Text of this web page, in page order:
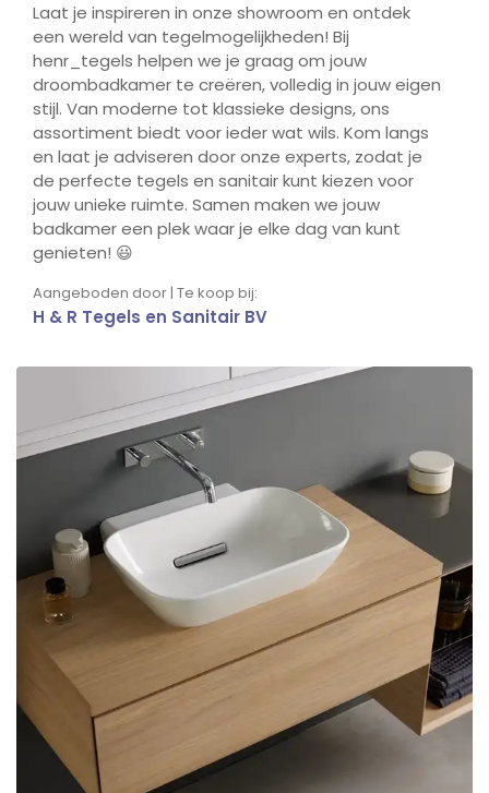
Laat je inspireren in onze showroom en ontdek
een wereld van tegelmogelijkheden! Bij
henr_tegels helpen we je graag om jouw
droombadkamer te creëren, volledig in jouw eigen
stijl. Van moderne tot klassieke designs, ons
assortiment biedt voor ieder wat wils. Kom langs
en laat je adviseren door onze experts, zodat je
de perfecte tegels en sanitair kunt kiezen voor
jouw unieke ruimte. Samen maken we jouw
badkamer een plek waar je elke dag van kunt
genieten! 😃
Aangeboden door | Te koop bij:
H & R Tegels en Sanitair BV